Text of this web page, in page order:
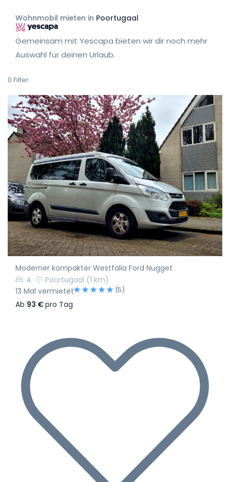
Wohnmobil mieten in Poortugaal
Gemeinsam mit Yescapa bieten wir dir noch mehr
Auswahl für deinen Urlaub.
0 Filter
Moderner kompakter Westfalia Ford Nugget
4
Poortugaal (1 km)
13 Mal vermietet
(5)
Ab 93 €pro Tag